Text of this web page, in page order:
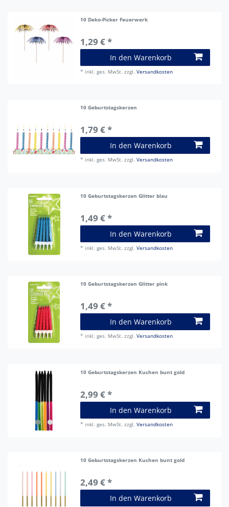
10 Deko-Picker Feuerwerk
1,29 € *
In den Warenkorb
* inkl. ges. MwSt. zzgl.Versandkosten
10 Geburtstagskerzen
1,79 € *
In den Warenkorb
* inkl. ges. MwSt. zzgl.Versandkosten
10 Geburtstagskerzen Glitter blau
1,49 € *
In den Warenkorb
* inkl. ges. MwSt. zzgl.Versandkosten
10 Geburtstagskerzen Glitter pink
1,49 € *
In den Warenkorb
* inkl. ges. MwSt. zzgl.Versandkosten
10 Geburtstagskerzen Kuchen bunt gold
2,99 € *
In den Warenkorb
* inkl. ges. MwSt. zzgl.Versandkosten
10 Geburtstagskerzen Kuchen bunt gold
2,49 € *
In den Warenkorb